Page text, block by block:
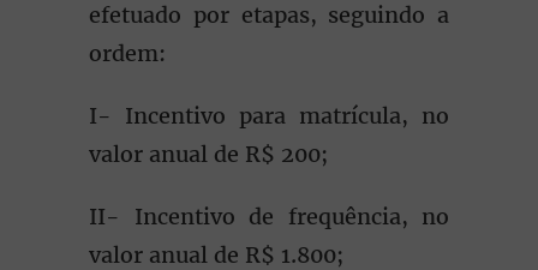
efetuado por etapas, seguindo a
ordem:
I- Incentivo para matrícula, no
valor anual de R$ 200;
II- Incentivo de frequência, no
valor anual de R$ 1.800;